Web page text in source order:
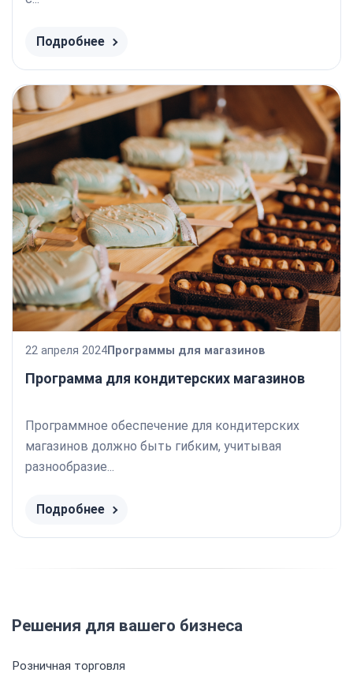
Подробнее
Программа для кондитерских магазинов
22 апреля 2024Программы для магазинов
Программное обеспечение для кондитерских
магазинов должно быть гибким, учитывая
разнообразие...
Подробнее
Решения для вашего бизнеса
Розничная торговля